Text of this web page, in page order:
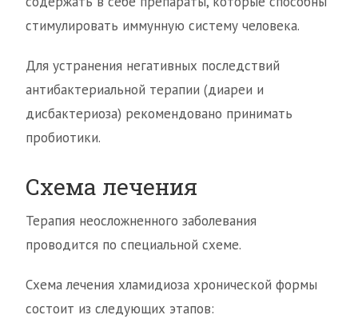
стимулировать иммунную систему человека.
Для устранения негативных последствий
антибактериальной терапии (диареи и
дисбактериоза) рекомендовано принимать
пробиотики.
Схема лечения
Терапия неосложненного заболевания
проводится по специальной схеме.
Схема лечения хламидиоза хронической формы
состоит из следующих этапов: